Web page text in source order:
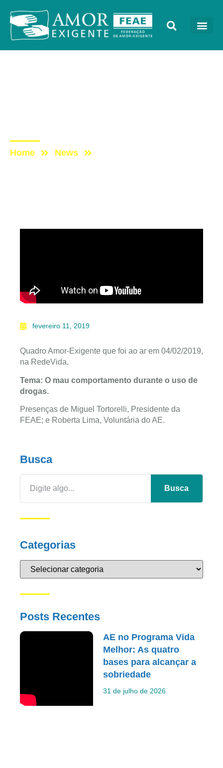
Home News
fevereiro 11, 2019
Quadro Amor-Exigente que foi ao ar em 04/02/2019,
na RedeVida.
Tema: O mau comportamento durante o uso de
drogas.
Presenças de Miguel Tortorelli, Presidente da
FEAE; e Roberta Lima, Voluntária do AE.
Busca
Busca
Categorias
Posts Recentes
AE no Programa Vida
Melhor: As quatro
bases para alcançar a
sobriedade
31 de julho de 2026